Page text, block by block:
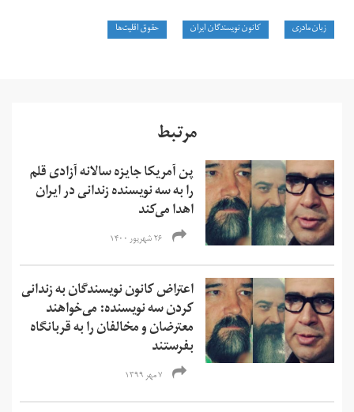
زبان مادری کانون نویسندگان ایران حقوق اقلیت‌ها
مرتبط
پن آمریکا جایزه سالانه آزادی قلم
را به سه نویسنده زندانی در ایران
اهدا می‌کند
۲۶ شهریور ۱۴۰۰
اعتراض کانون نویسندگان به زندانی
کردن سه نویسنده: می‌خواهند
معترضان و مخالفان را به قربانگاه
بفرستند
۷ مهر ۱۳۹۹